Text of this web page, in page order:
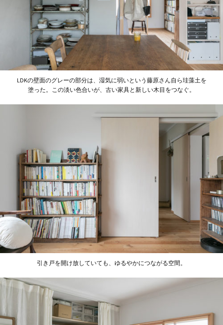
LDKの壁面のグレーの部分は、湿気に弱いという藤原さん自ら珪藻土を
塗った。この淡い色合いが、古い家具と新しい木目をつなぐ。
引き戸を開け放していても、ゆるやかにつながる空間。